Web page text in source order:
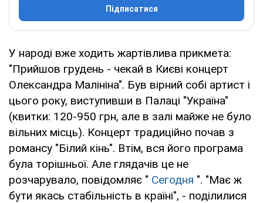
Підписатися
У народі вже ходить жартівлива прикмета:
"Прийшов грудень - чекай в Києві концерт
Олександра Малініна". Був вірний собі артист і
цього року, виступивши в Палаці "Україна"
(квитки: 120-950 грн, але в залі майже не було
вільних місць). Концерт традиційно почав з
романсу "Білий кінь". Втім, вся його програма
була торішньої. Але глядачів це не
розчарувало, повідомляє " Сегодня ". "Має ж
бути якась стабільність в країні", - поділилися